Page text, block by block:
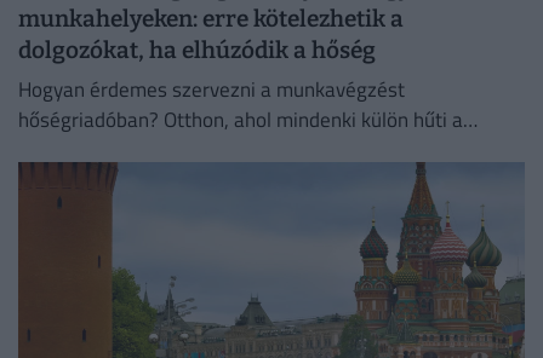
munkahelyeken: erre kötelezhetik a
dolgozókat, ha elhúzódik a hőség
Hogyan érdemes szervezni a munkavégzést
hőségriadóban? Otthon, ahol mindenki külön hűti a
irodaházban, ahol a hűtés központilag működik.